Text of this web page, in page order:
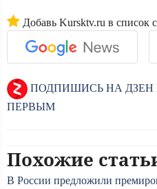
Добавь Kursktv.ru в список
ПОДПИШИСЬ НА
ПЕРВЫМ
Похожие
В России предложили